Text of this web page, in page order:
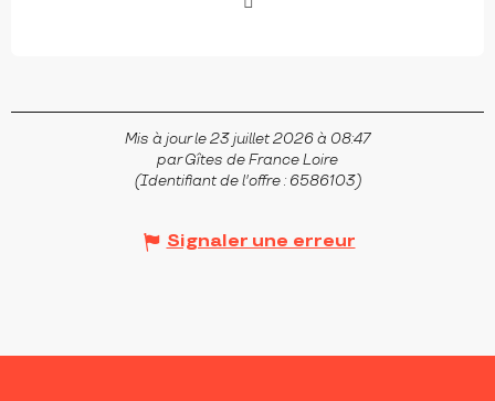
Mis à jour le 23 juillet 2026 à 08:47
par Gîtes de France Loire
(Identifiant de l'offre : 6586103)
Signaler une erreur